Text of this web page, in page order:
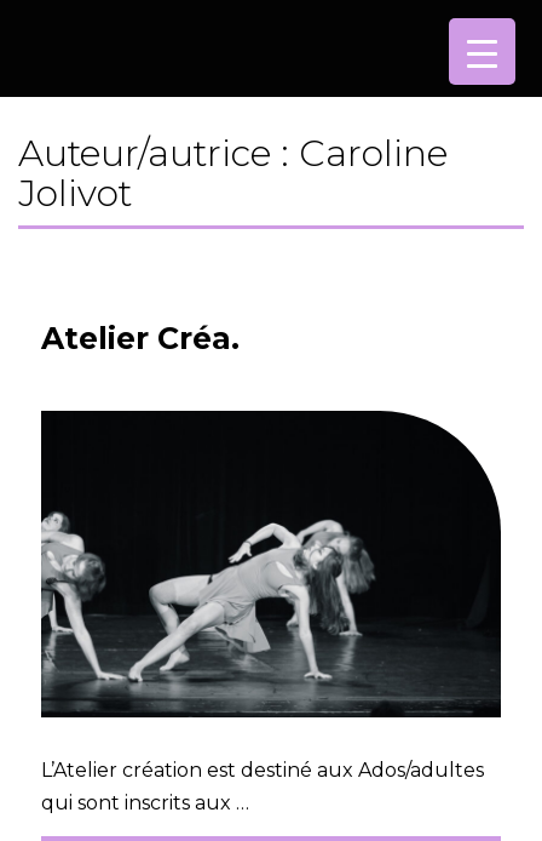
contenu
Auteur/autrice : Caroline
Jolivot
Atelier Créa.
L’Atelier création est destiné aux Ados/adultes
qui sont inscrits aux …